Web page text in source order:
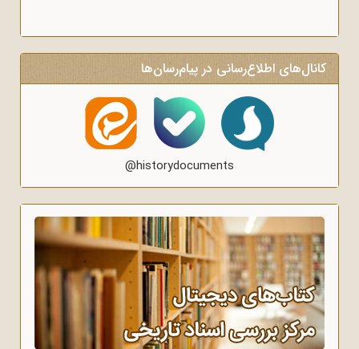
کانال‌های اطلاع‌رسانی در پیام‌رسان‌ها
@historydocuments